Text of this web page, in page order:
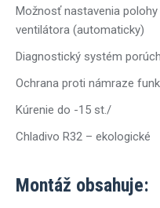
Možnosť nastavenia
ventilátora (automaticky)
Diagnostický systém porúch
Ochrana proti námraze
Kúrenie do -15 st./
Chladivo R32 – ekologické
Montáž obsahuje: